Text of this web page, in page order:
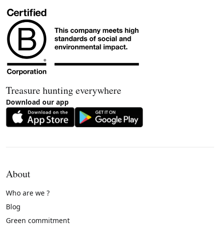
Treasure hunting everywhere
Download our app
About
Who are we ?
Blog
Green commitment